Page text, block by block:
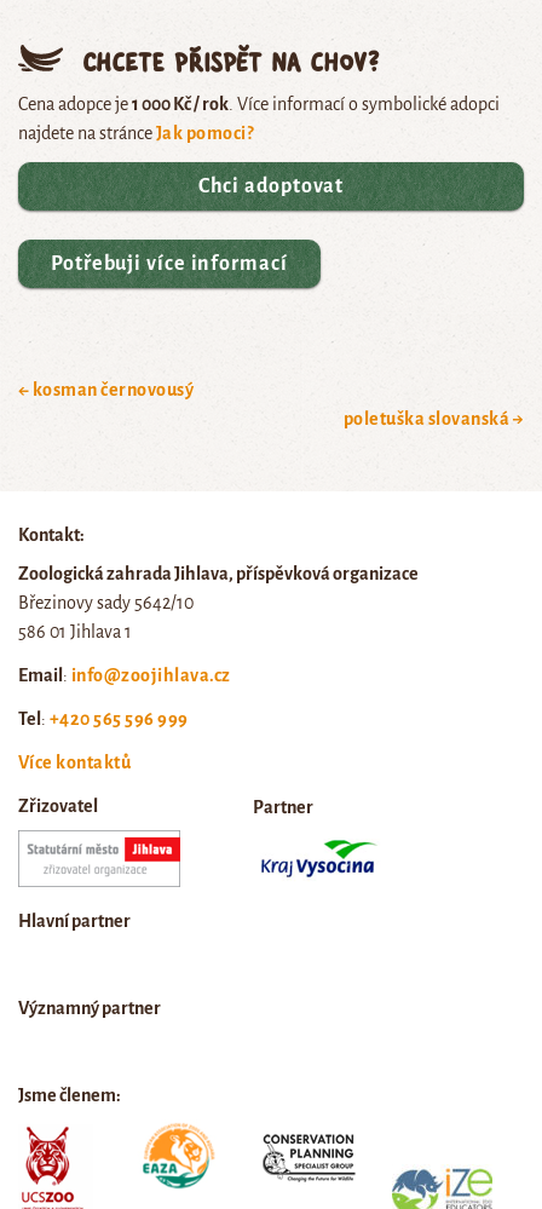
Chcete přispět na chov?
Cena adopce je1 000 Kč / rok . Více informací o symbolické adopci
najdete na stránceJak pomoci?
Chci adoptovat
Potřebuji více informací
← kosman černovousý
poletuška slovanská →
Kontakt:
Zoologická zahrada Jihlava, příspěvková organizace
Březinovy sady 5642/10
586 01 Jihlava 1
Email: info@zoojihlava.cz
Tel: +420 565 596 999
Více kontaktů
Zřizovatel Partner
Hlavní partner
Významný partner
Jsme členem: